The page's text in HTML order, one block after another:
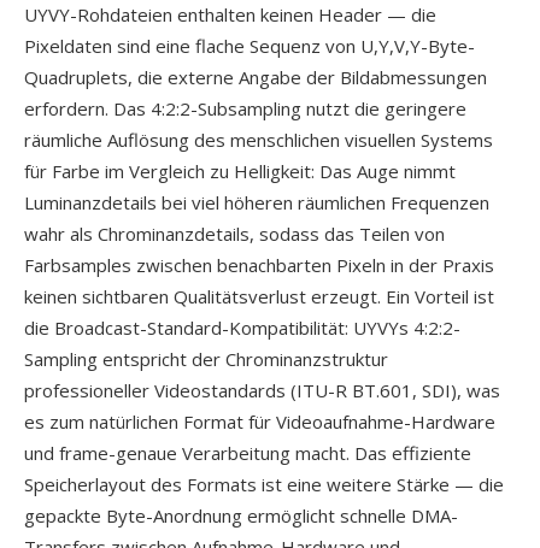
UYVY-Rohdateien enthalten keinen Header — die
Pixeldaten sind eine flache Sequenz von U,Y,V,Y-Byte-
Quadruplets, die externe Angabe der Bildabmessungen
erfordern. Das 4:2:2-Subsampling nutzt die geringere
räumliche Auflösung des menschlichen visuellen Systems
für Farbe im Vergleich zu Helligkeit: Das Auge nimmt
Luminanzdetails bei viel höheren räumlichen Frequenzen
wahr als Chrominanzdetails, sodass das Teilen von
Farbsamples zwischen benachbarten Pixeln in der Praxis
keinen sichtbaren Qualitätsverlust erzeugt. Ein Vorteil ist
die Broadcast-Standard-Kompatibilität: UYVYs 4:2:2-
Sampling entspricht der Chrominanzstruktur
professioneller Videostandards (ITU-R BT.601, SDI), was
es zum natürlichen Format für Videoaufnahme-Hardware
und frame-genaue Verarbeitung macht. Das effiziente
Speicherlayout des Formats ist eine weitere Stärke — die
gepackte Byte-Anordnung ermöglicht schnelle DMA-